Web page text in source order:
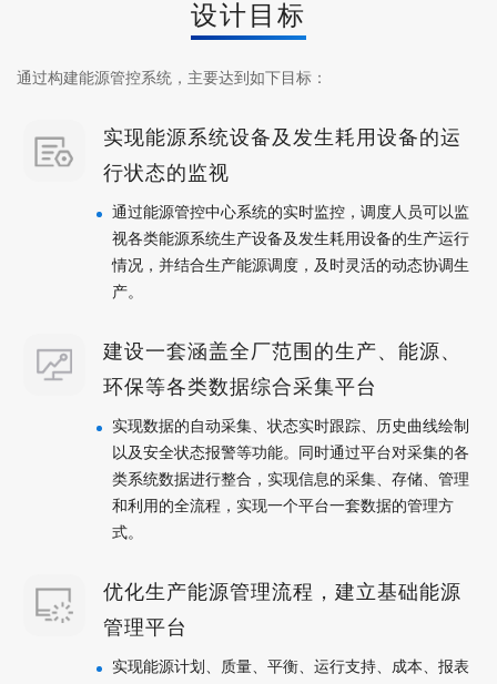
设计目标
通过构建能源管控系统，主要达到如下目标：
实现能源系统设备及发生耗用设备的运
行状态的监视
通过能源管控中心系统的实时监控，调度人员可以监
视各类能源系统生产设备及发生耗用设备的生产运行
情况，并结合生产能源调度，及时灵活的动态协调生
产。
建设一套涵盖全厂范围的生产、能源、
环保等各类数据综合采集平台
实现数据的自动采集、状态实时跟踪、历史曲线绘制
以及安全状态报警等功能。同时通过平台对采集的各
类系统数据进行整合，实现信息的采集、存储、管理
和利用的全流程，实现一个平台一套数据的管理方
式。
优化生产能源管理流程，建立基础能源
管理平台
实现能源计划、质量、平衡、运行支持、成本、报表